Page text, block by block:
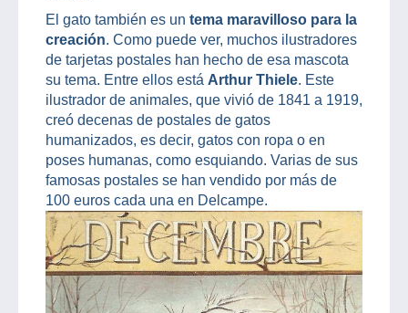
El gato también es un tema maravilloso para la
creación. Como puede ver, muchos ilustradores
de tarjetas postales han hecho de esa mascota
su tema. Entre ellos está Arthur Thiele. Este
ilustrador de animales, que vivió de 1841 a 1919,
creó decenas de postales de gatos
humanizados, es decir, gatos con ropa o en
poses humanas, como esquiando. Varias de sus
famosas postales se han vendido por más de
100 euros cada una en Delcampe.